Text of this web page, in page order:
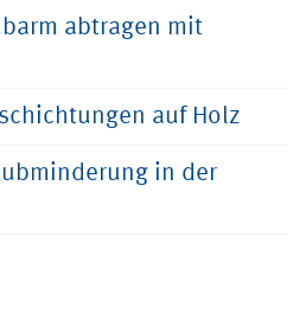
abtragen mit
auf Holz
in der